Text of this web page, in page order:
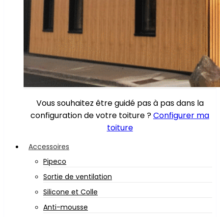
Vous souhaitez être guidé pas à pas dans la
configuration de votre toiture ?Configurer ma
toiture
Accessoires
Pipeco
Sortie de ventilation
Silicone et Colle
Anti-mousse